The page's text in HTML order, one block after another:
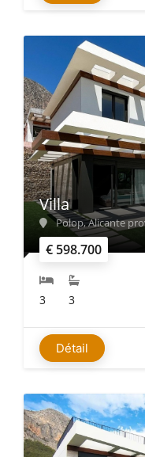
€ 598.700
Villa
Polop, Alicante
3 3
Détail